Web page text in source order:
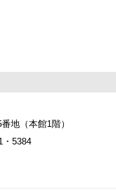
地（本館1階）
・5384